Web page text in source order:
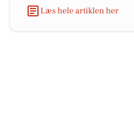
Læs hele artiklen her